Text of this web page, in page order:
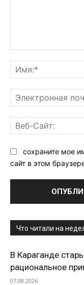
сохраните мое
сайт в этом
Что читали на
В Караганде
рациональное
07.08.2026